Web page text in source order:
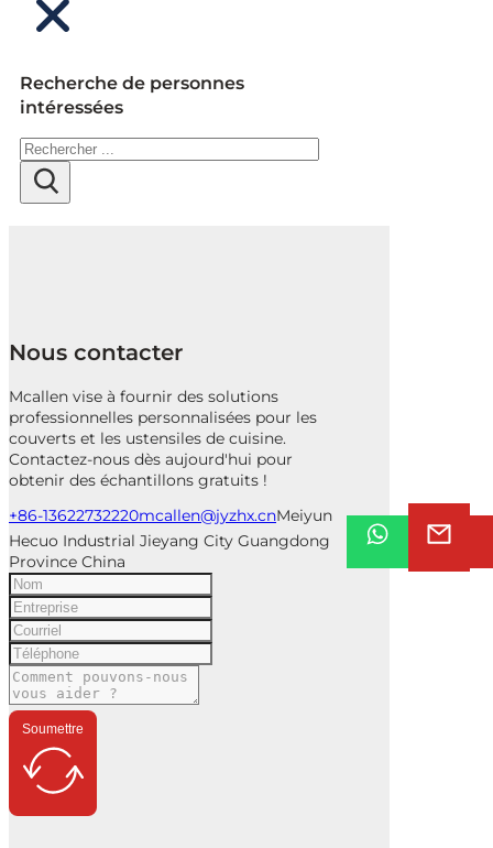
Recherche de personnes
intéressées
Rechercher
Nous contacter
Mcallen vise à fournir des solutions
professionnelles personnalisées pour les
couverts et les ustensiles de cuisine.
Contactez-nous dès aujourd'hui pour
obtenir des échantillons gratuits !
+86-13622732220mcallen@jyzhx.cnMeiyun
Hecuo Industrial Jieyang City Guangdong
Province China
Soumettre